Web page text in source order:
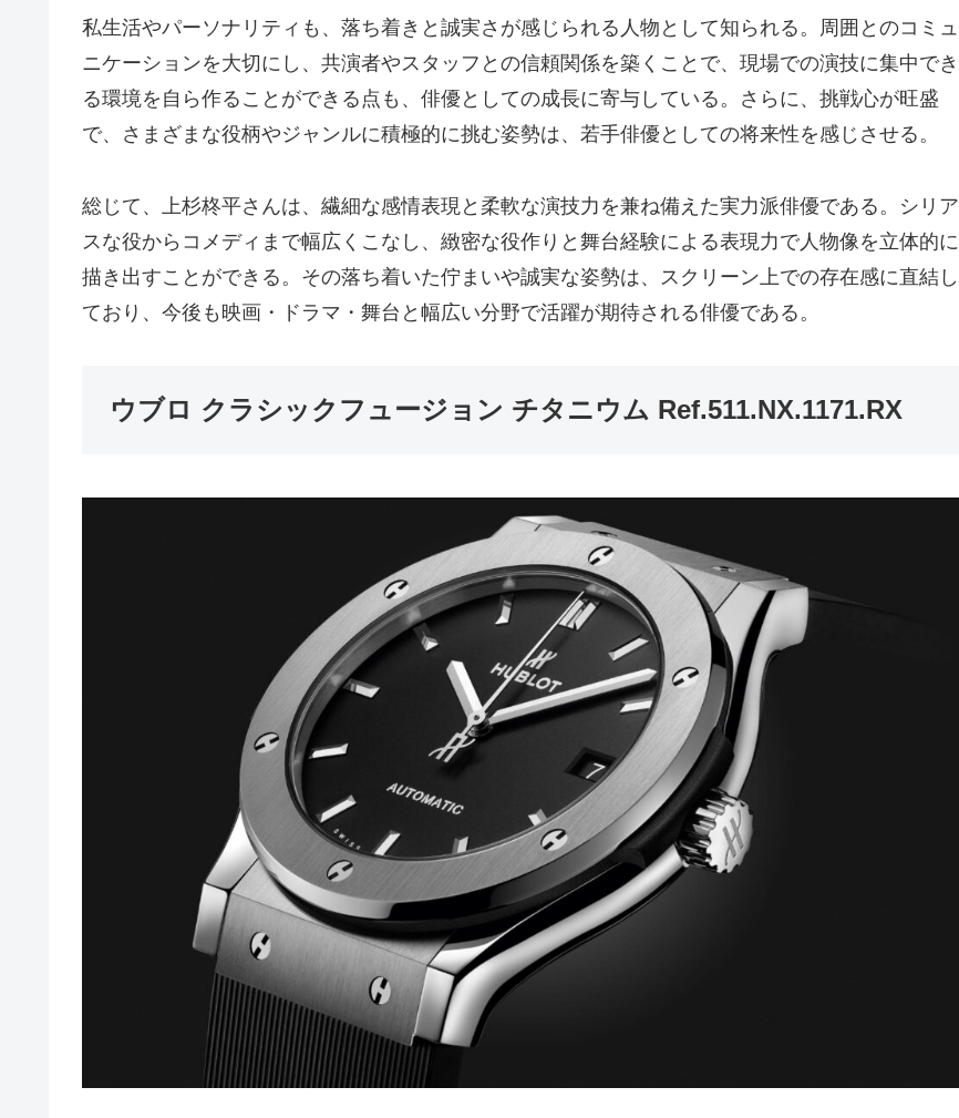
私生活やパーソナリティも、落ち着きと誠実さが感じられる人物として知られる。周囲とのコミュ
ニケーションを大切にし、共演者やスタッフとの信頼関係を築くことで、現場での演技に集中でき
る環境を自ら作ることができる点も、俳優としての成長に寄与している。さらに、挑戦心が旺盛
で、さまざまな役柄やジャンルに積極的に挑む姿勢は、若手俳優としての将来性を感じさせる。
総じて、上杉柊平さんは、繊細な感情表現と柔軟な演技力を兼ね備えた実力派俳優である。シリア
スな役からコメディまで幅広くこなし、緻密な役作りと舞台経験による表現力で人物像を立体的に
描き出すことができる。その落ち着いた佇まいや誠実な姿勢は、スクリーン上での存在感に直結し
ており、今後も映画・ドラマ・舞台と幅広い分野で活躍が期待される俳優である。
ウブロ クラシックフュージョン チタニウム Ref.511.NX.1171.RX